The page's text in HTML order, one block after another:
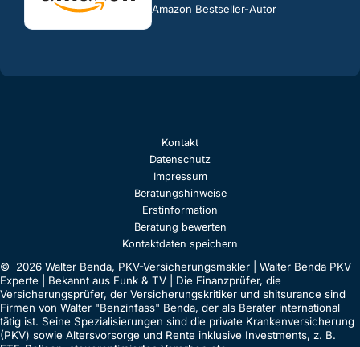
Amazon Bestseller-Autor
Kontakt
Datenschutz
Impressum
Beratungshinweise
Erstinformation
Beratung bewerten
Kontaktdaten speichern
© 2026 Walter Benda, PKV-Versicherungsmakler | Walter Benda PKV
Experte | Bekannt aus Funk & TV | Die Finanzprüfer, die
Versicherungsprüfer, der Versicherungskritiker und shitsurance sind
Firmen von Walter "Benzinfass" Benda, der als Berater international
tätig ist. Seine Spezialisierungen sind die private Krankenversicherung
(PKV) sowie Altersvorsorge und Rente inklusive Investments, z. B.